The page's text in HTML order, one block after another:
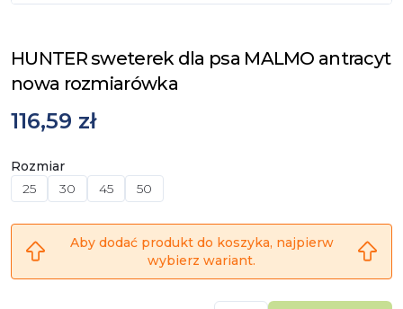
HUNTER sweterek dla psa MALMO antracyt
nowa rozmiarówka
116,59 zł
Rozmiar
25
30 45 50
Aby dodać produkt do koszyka, najpierw
wybierz wariant.